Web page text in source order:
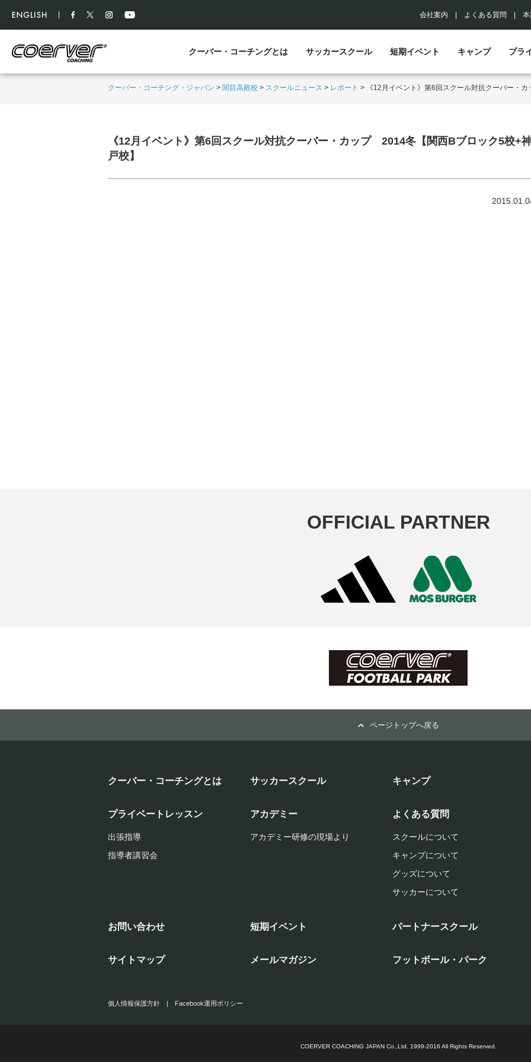
会社案内 よくある質問
クーバー・コーチングとは サッカースクール 短期イベント キャンプ プラ
クーバー・コーチング・ジャパン > 関目高殿校 > スクールニュース > レポート > 《12月イベント》第6回スクール対抗クーバー・
《12月イベント》第6回スクール対抗クーバー・カップ 2014冬【関西Bブロック5校+
戸校】
OFFICIAL PARTNER
ページトップへ戻る
クーバー・コーチングとは サッカースクール キャンプ
プライベートレッスン
出張指導
指導者講習会
アカデミー
アカデミー研修の現場より
よくある質問
スクールについて
キャンプについて
グッズについて
サッカーについて
お問い合わせ 短期イベント パートナースクール
サイトマップ メールマガジン フットボール・パーク
個人情報保護方針 | Facebook運用ポリシー
COERVER COACHING JAPAN Co.,Ltd. 1999-2016 All Rights Reserved.